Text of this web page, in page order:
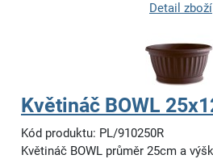
Detail zboží
Květináč BOWL
Kód produktu: PL/910250R
Květináč BOWL průměr 25cm a